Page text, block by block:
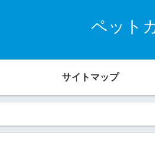
ペット
サイトマップ